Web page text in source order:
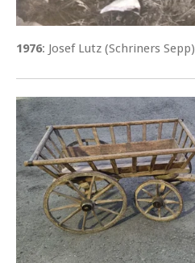
1976: Josef Lutz (Schriners Sepp)